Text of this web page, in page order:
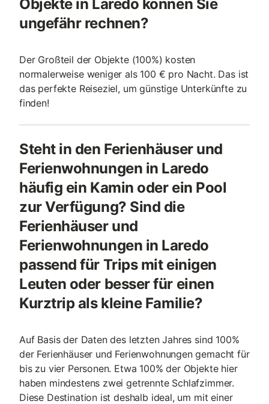
Objekte in Laredo können Sie
ungefähr rechnen?
Der Großteil der Objekte (100%) kosten
normalerweise weniger als 100 € pro Nacht. Das ist
das perfekte Reiseziel, um günstige Unterkünfte zu
finden!
Steht in den Ferienhäuser und
Ferienwohnungen in Laredo
häufig ein Kamin oder ein Pool
zur Verfügung? Sind die
Ferienhäuser und
Ferienwohnungen in Laredo
passend für Trips mit einigen
Leuten oder besser für einen
Kurztrip als kleine Familie?
Auf Basis der Daten des letzten Jahres sind 100%
der Ferienhäuser und Ferienwohnungen gemacht für
bis zu vier Personen. Etwa 100% der Objekte hier
haben mindestens zwei getrennte Schlafzimmer.
Diese Destination ist deshalb ideal, um mit einer